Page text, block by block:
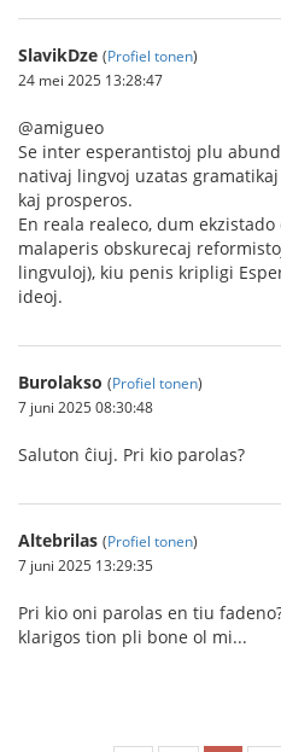
SlavikDze (Profiel tonen)
24 mei 2025 13:28:47
@amigueo
Se inter esperantistoj plu
nativaj lingvoj uzatas
kaj prosperos.
En reala realeco, dum
malaperis obskurecaj
lingvuloj), kiu penis kripligi
ideoj.
Burolakso (Profiel tonen)
7 juni 2025 08:30:48
Saluton ĉiuj. Pri kio parolas?
Altebrilas (Profiel tonen)
7 juni 2025 13:29:35
Pri kio oni parolas en tiu
klarigos tion pli bone ol mi...